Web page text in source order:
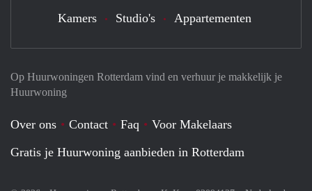
Op Huurwoningen Rotterdam vind en verhuur je makkelijk je
Huurwoning
Over ons Contact Faq
Voor Makelaars
Gratis je Huurwoning aanbieden in Rotterdam
Kamers Studio's Appartementen